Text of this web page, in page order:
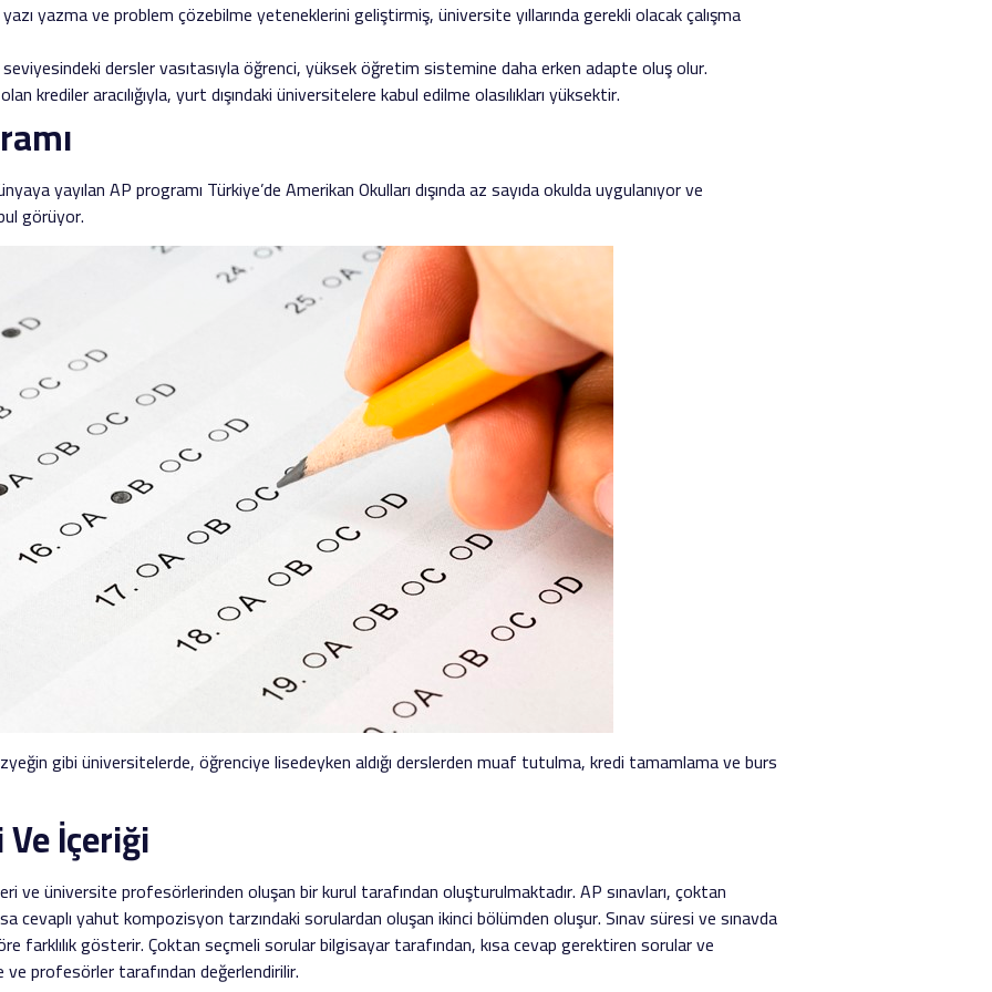
yazma ve problem çözebilme yeteneklerini geliştirmiş, üniversite yıllarında gerekli olacak çalışma
dersler vasıtasıyla öğrenci, yüksek öğretim sistemine daha erken adapte oluş olur.
krediler aracılığıyla, yurt dışındaki üniversitelere kabul edilme olasılıkları yüksektir.
yayılan AP programı Türkiye’de Amerikan Okulları dışında az sayıda okulda uygulanıyor ve
görüyor.
gibi üniversitelerde, öğrenciye lisedeyken aldığı derslerden muaf tutulma, kredi tamamlama ve burs
Ve İçeriği
ve üniversite profesörlerinden oluşan bir kurul tarafından oluşturulmaktadır. AP sınavları, çoktan
cevaplı yahut kompozisyon tarzındaki sorulardan oluşan ikinci bölümden oluşur. Sınav süresi ve sınavda
farklılık gösterir. Çoktan seçmeli sorular bilgisayar tarafından, kısa cevap gerektiren sorular ve
profesörler tarafından değerlendirilir.